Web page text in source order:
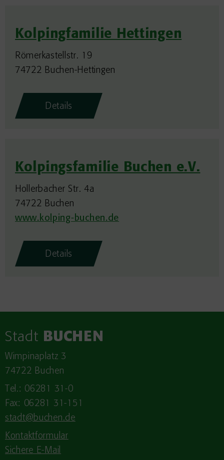
Kolpingfamilie Hettingen
Römerkastellstr. 19
74722 Buchen-Hettingen
Details
Kolpingsfamilie Buchen e.V.
Hollerbacher Str. 4a
74722 Buchen
www.kolping-buchen.de
Details
Stadt BUCHEN
Wimpinaplatz 3
74722 Buchen
Tel.: 06281 31-0
Fax: 06281 31-151
stadt@buchen.de
Kontaktformular
Sichere E-Mail